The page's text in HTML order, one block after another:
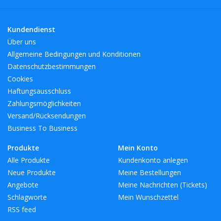
producten.
BreedteMM:
DiameterMM:
HoogteMM:
LengteMM: 173
Kundendienst
Über uns
Allgemeine Bedingungen und Konditionen
Datenschutzbestimmungen
Cookies
Haftungsausschluss
Zahlungsmöglichkeiten
Versand/Rücksendungen
Business To Business
Produkte
Alle Produkte
Neue Produkte
Angebote
Schlagworte
RSS feed
Mein Konto
Kundenkonto anlegen
Meine Bestellungen
Meine Nachrichten (Tickets)
Mein Wunschzettel